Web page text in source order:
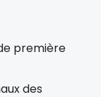
première
des